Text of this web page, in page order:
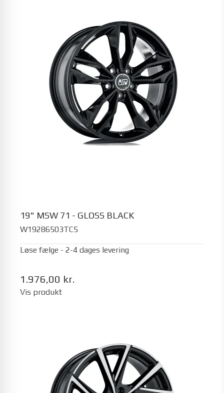
19" MSW 71 - GLOSS BLACK
W19286503TC5
Løse fælge - 2-4 dages levering
1.976,00 kr.
Vis produkt